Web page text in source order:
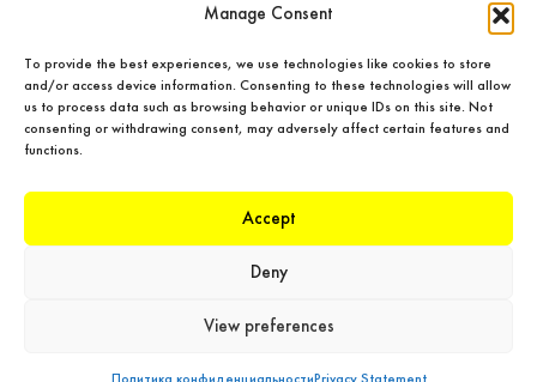
Manage Consent
To provide the best experiences, we use technologies like cookies to store
and/or access device information. Consenting to these technologies will allow
us to process data such as browsing behavior or unique IDs on this site. Not
consenting or withdrawing consent, may adversely affect certain features and
functions.
Accept
Deny
View preferences
Copyright © 2018-2026 LEDiL. All rights reserved. ICP number：
We place great importance in protecting our intellectual property rights
intellectual property rights, which we defend through active